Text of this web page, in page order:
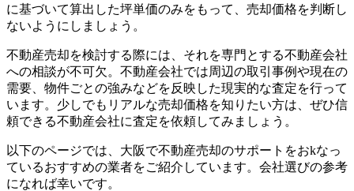
に基づいて算出した坪単価のみをもって、売却価格を判断し
ないようにしましょう。
不動産売却を検討する際には、それを専門とする不動産会社
への相談が不可欠。不動産会社では周辺の取引事例や現在の
需要、物件ごとの強みなどを反映した現実的な査定を行って
います。少しでもリアルな売却価格を知りたい方は、ぜひ信
頼できる不動産会社に査定を依頼してみましょう。
以下のページでは、大阪で不動産売却のサポートをおkなっ
ているおすすめの業者をご紹介しています。会社選びの参考
になれば幸いです。